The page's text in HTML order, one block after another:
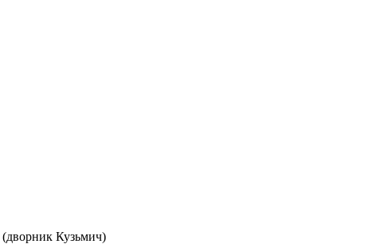
(дворник Кузьмич)